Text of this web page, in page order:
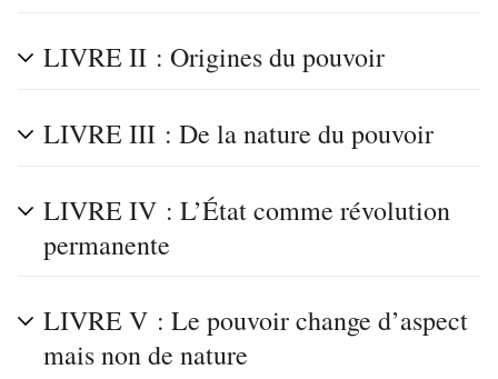
LIVRE II : Origines du pouvoir
LIVRE III : De la nature du pouvoir
LIVRE IV : L’État comme révolution
permanente
LIVRE V : Le pouvoir change d’aspect
mais non de nature